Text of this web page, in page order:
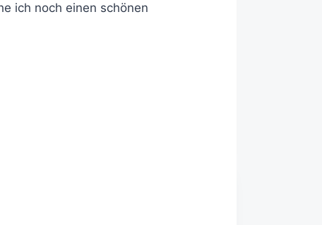
ich noch einen schönen